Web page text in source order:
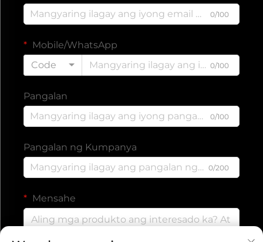
0/100
Mobile/WhatsApp
Code
0/100
Pangalan
0/100
Pangalan ng Kumpanya
0/200
Mensahe